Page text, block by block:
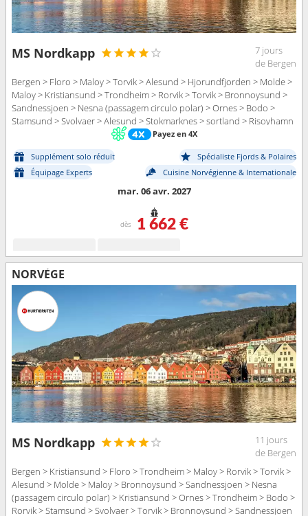
MS Nordkapp
7 jours
de Bergen
Bergen > Floro > Maloy > Torvik > Alesund > Hjorundfjorden > Molde >
Maloy > Kristiansund > Trondheim > Rorvik > Torvik > Bronnoysund >
Sandnessjoen > Nesna (passagem circulo polar) > Ornes > Bodo >
Stamsund > Svolvaer > Alesund > Stokmarknes > sortland > Risoyhamn
> Harstad > Finnsnes > Tromso > Skjervoy > Hjorundfjorden > Oksfjord
Berlevag > Alesund > Batsfjord > Vardo > Vadso > Kirkenes > Molde >
Kristiansund > Trondheim > Rorvik > Bronnoysund > Sandnessjoen >
Nesna (passagem circulo polar) > Ornes > Bodo > Stamsund > Svolvaer
> Skjervoy > Oksfjord > Hammerfest > Havoysund > Honningsvag >
Kjollefjord > Mehamn > Berlevag > Batsfjord > Vardo > Vadso >
Payez en 4X
Supplément solo réduit
Spécialiste Fjords & Polaires
Équipage Experts
Cuisine Norvégienne & Internationale
mar. 06 avr. 2027
dès 1 662 €
NORVÈGE
MS Nordkapp
11 jours
de Bergen
Bergen > Kristiansund > Floro > Trondheim > Maloy > Rorvik > Torvik >
Alesund > Molde > Maloy > Bronnoysund > Sandnessjoen > Nesna
(passagem circulo polar) > Kristiansund > Ornes > Trondheim > Bodo >
Rorvik > Stamsund > Svolvaer > Torvik > Bronnoysund > Sandnessjoen